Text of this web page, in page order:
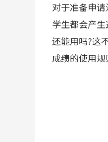
对于准备申
学生都会产
还能用吗?这
成绩的使用